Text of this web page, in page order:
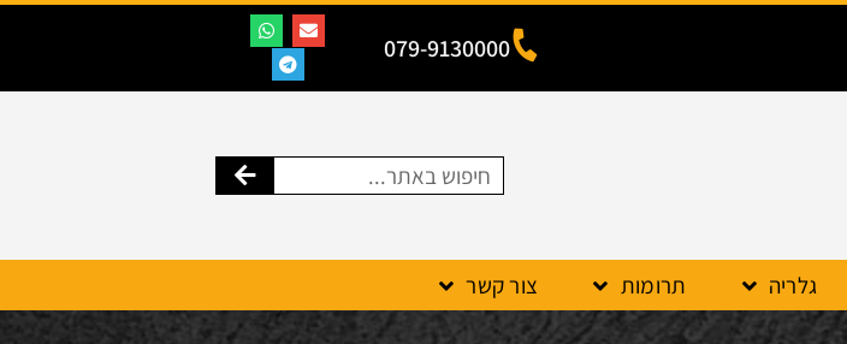
079-9130000
גלריה תרומות צור קשר